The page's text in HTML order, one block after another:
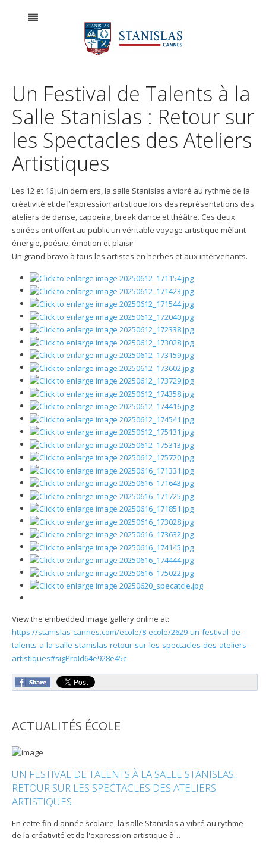
Un Festival de Talents à la
Salle Stanislas : Retour sur
les Spectacles des Ateliers
Artistiques
Les 12 et 16 juin derniers, la salle Stanislas a vibré au rythme de la
créativité et de l’expression artistique lors des représentations des
ateliers de danse, capoeira, break dance et théâtre. Ces deux
soirées ont offert au public un véritable voyage artistique mêlant
énergie, poésie, émotion et plaisir
Un grand bravo à tous les artistes en herbes et aux intervenants.
View the embedded image gallery online at:
https://stanislas-cannes.com/ecole/8-ecole/2629-un-festival-de-
talents-a-la-salle-stanislas-retour-sur-les-spectacles-des-ateliers-
artistiques#sigProId64e928e45c
ACTUALITÉS ÉCOLE
UN FESTIVAL DE TALENTS À LA SALLE STANISLAS :
RETOUR SUR LES SPECTACLES DES ATELIERS
ARTISTIQUES
En cette fin d'année scolaire, la salle Stanislas a vibré au rythme
de la créativité et de l'expression artistique à…